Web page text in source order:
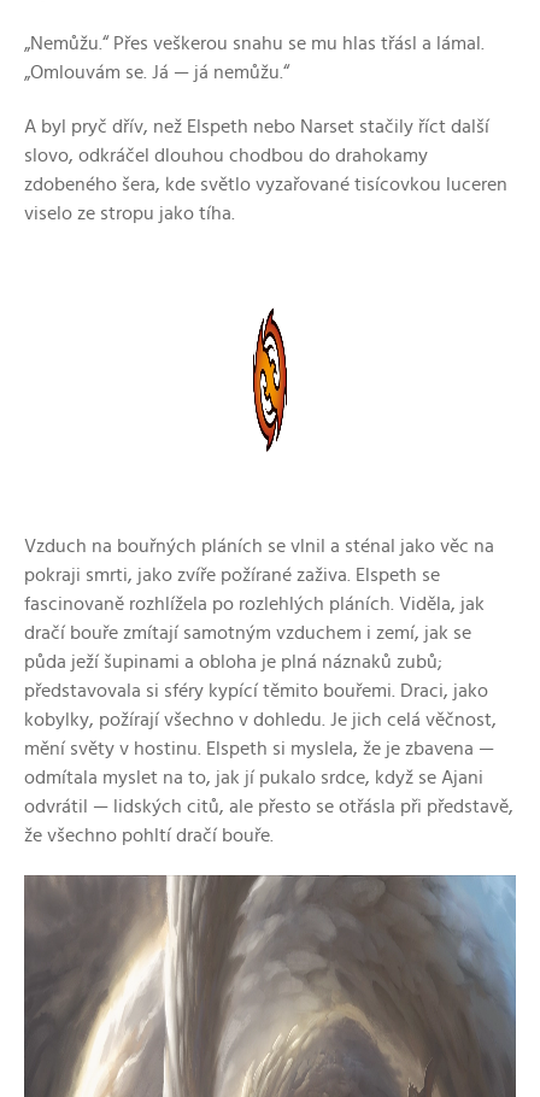
„Nemůžu.“ Přes veškerou snahu se mu hlas třásl a lámal.
„Omlouvám se. Já — já nemůžu.“
A byl pryč dřív, než Elspeth nebo Narset stačily říct další
slovo, odkráčel dlouhou chodbou do drahokamy
zdobeného šera, kde světlo vyzařované tisícovkou luceren
viselo ze stropu jako tíha.
Vzduch na bouřných pláních se vlnil a sténal jako věc na
pokraji smrti, jako zvíře požírané zaživa. Elspeth se
fascinovaně rozhlížela po rozlehlých pláních. Viděla, jak
dračí bouře zmítají samotným vzduchem i zemí, jak se
půda ježí šupinami a obloha je plná náznaků zubů;
představovala si sféry kypící těmito bouřemi. Draci, jako
kobylky, požírají všechno v dohledu. Je jich celá věčnost,
mění světy v hostinu. Elspeth si myslela, že je zbavena —
odmítala myslet na to, jak jí pukalo srdce, když se Ajani
odvrátil — lidských citů, ale přesto se otřásla při představě,
že všechno pohltí dračí bouře.